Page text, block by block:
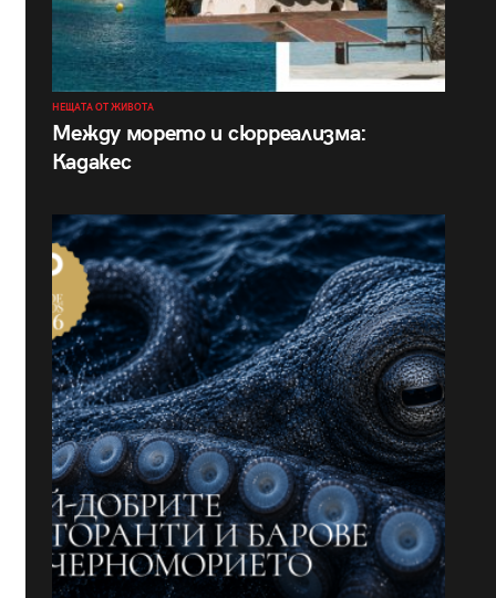
НЕЩАТА ОТ ЖИВОТА
Между морето и сюрреализма:
Кадакес